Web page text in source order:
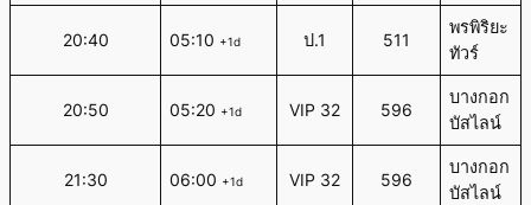
20:40 05:10 +1d ป.1 511
พรพิริยะ
ทัวร์
20:50 05:20 +1d VIP 32 596
บางกอก
บัสไลน์
21:30 06:00 +1d VIP 32 596
บางกอก
บัสไลน์